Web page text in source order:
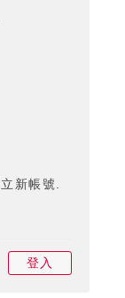
新帳號.
登入